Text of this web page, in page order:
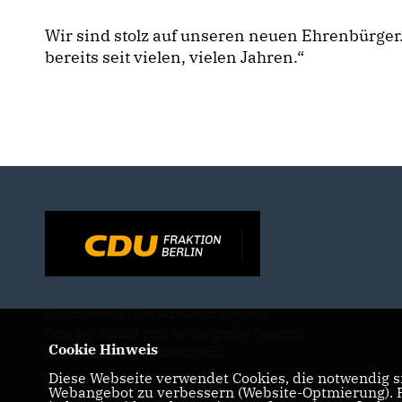
Wir sind stolz auf unseren neuen
bereits seit vielen, vielen Jahren.“
Mit unseren 52 Abgeordneten aus allen
im Berliner Abgeordnetenhaus.
Cookie Hinweis
Diese Webseite verwendet Cookies, die
Webangebot zu verbessern (Website-